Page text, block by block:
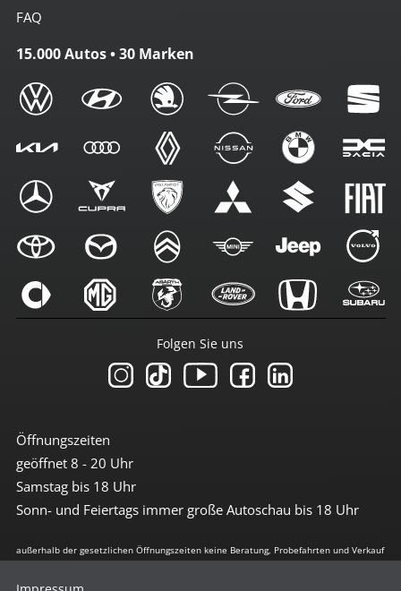
FAQ
15.000 Autos • 30 Marken
Öffnungszeiten
geöffnet 8 - 20 Uhr
Samstag bis 18 Uhr
Sonn- und Feiertags immer große Autoschau bis 18 Uhr
Folgen Sie uns
außerhalb der gesetzlichen Öffnungszeiten keine Beratung, Probefahrten und Verkauf